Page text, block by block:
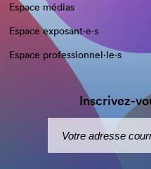
Espace médias
Espace exposant·e⋅s
Espace professionnel·le⋅s
Inscrivez-